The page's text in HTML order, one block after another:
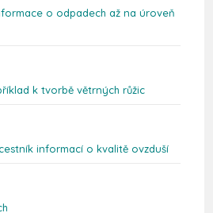
o odpadech až na úroveň
k tvorbě větrných růžic
informací o kvalitě ovzduší